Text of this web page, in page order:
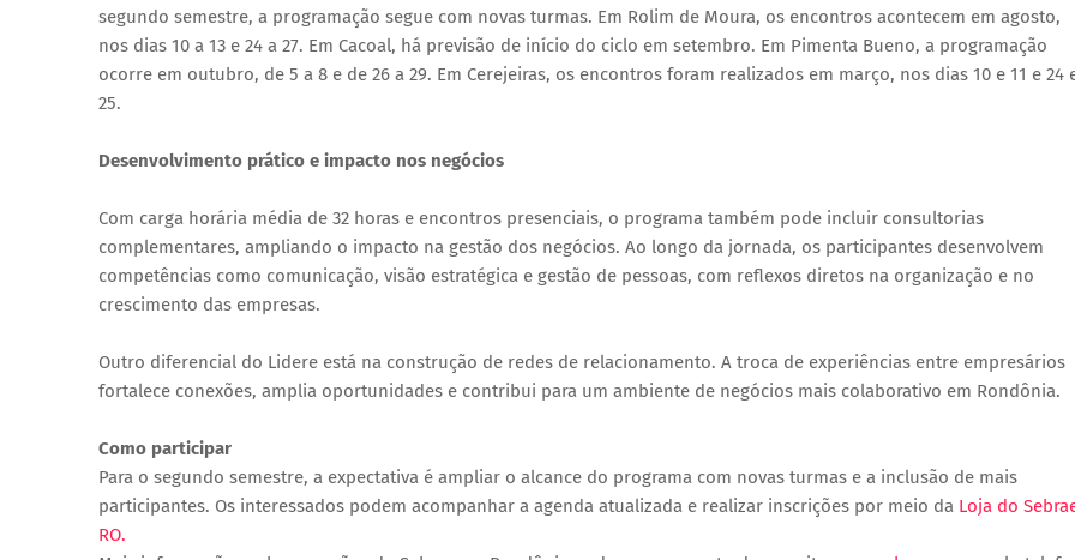
segundo semestre, a programação segue com novas turmas. Em Rolim de Moura, os encontros acontecem em agosto,
nos dias 10 a 13 e 24 a 27. Em Cacoal, há previsão de início do ciclo em setembro. Em Pimenta Bueno, a programação
ocorre em outubro, de 5 a 8 e de 26 a 29. Em Cerejeiras, os encontros foram realizados em março, nos dias 10 e 11 e 24
25.
Desenvolvimento prático e impacto nos negócios
Com carga horária média de 32 horas e encontros presenciais, o programa também pode incluir consultorias
complementares, ampliando o impacto na gestão dos negócios. Ao longo da jornada, os participantes desenvolvem
competências como comunicação, visão estratégica e gestão de pessoas, com reflexos diretos na organização e no
crescimento das empresas.
Outro diferencial do Lidere está na construção de redes de relacionamento. A troca de experiências entre empresários
fortalece conexões, amplia oportunidades e contribui para um ambiente de negócios mais colaborativo em Rondônia.
Como participar
Para o segundo semestre, a expectativa é ampliar o alcance do programa com novas turmas e a inclusão de mais
participantes. Os interessados podem acompanhar a agenda atualizada e realizar inscrições por meio da Loja do
RO.